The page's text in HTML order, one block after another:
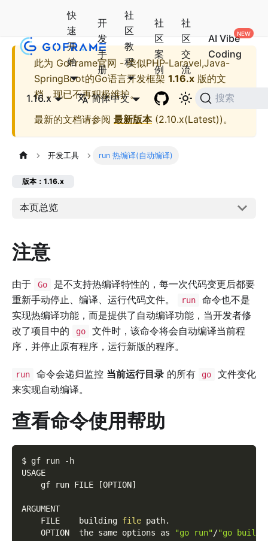
快
速
开
始
开
发
手
册
社
区
教
程
社
区
案
例
社
区
交
流
AI Vibe
Coding
1.16.x 简体中文 搜索
此为 GoFrame官网 - 类似PHP-Laravel,Java-
SpringBoot的Go语言开发框架 1.16.x 版的文
档，现已不再积极维护。
最新的文档请参阅 最新版本(2.10.x(Latest))。
开发工具 run 热编译(自动编译)
版本：1.16.x
本页总览
注意
由于 Go
是不支持热编译特性的，每一次代码变更后都要
重新手动停止、编译、运行代码文件。
run
命令也不是
实现热编译功能，而是提供了自动编译功能，当开发者修
改了项目中的
go
文件时，该命令将会自动编译当前程
序，并停止原有程序，运行新版的程序。
run 命令会递归监控 当前运行目录的所有 go
文件变化
来实现自动编译。
查看命令使用帮助
$ gf run
-h
USAGE
    gf run FILE
[OPTION]
ARGUMENT
    FILE    building
file path.
    OPTION  the same options as
"go run"/"go build"